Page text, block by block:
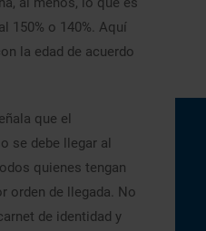
150% o 140%. Aquí
la edad de acuerdo
que el
se debe llegar al
quienes tengan
orden de llegada. No
de identidad y